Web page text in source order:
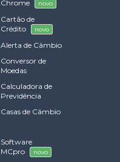
Chrome
novo
Cartão de
Crédito
novo
Alerta de Câmbio
Conversor de
Moedas
Calculadora de
Previdência
Casas de Câmbio
Software
MCpro
novo